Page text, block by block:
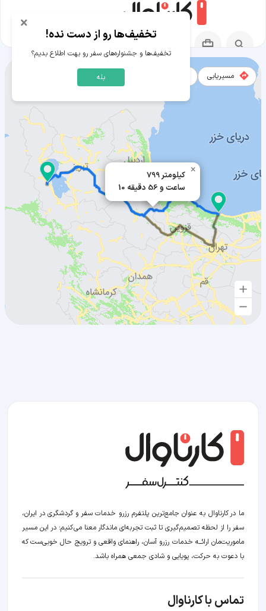
799 کیلومتر
10 ساعت و 56 دقیقه
×
مسیریابی
مسیر چالوس به ارومیه
ما در کارناوال به عنوان جامع‌ترین پلتفرم رزرو خدمات سفر و گردشگری در ایران،
سفر را از لحظه‌ تصمیم‌گیری تا ثبت تجربه‌ای ماندگار معنا می‌کنیم؛ در این مسیر‍
ماموریت‌مان اراﺋــﻪ خدمات رزرو آسان، راهنمای واقعی و ترویج حال خوبی‌ست که
با دعوت به حرکت، پویایی و شادی جمعی همراه باشد.
تماس با کارناوال
× تخفیف‌ها رو از دست نده!
تخفیف‌ها و جشنواره‌های سفر رو بهت اطلاع بدیم؟
بله